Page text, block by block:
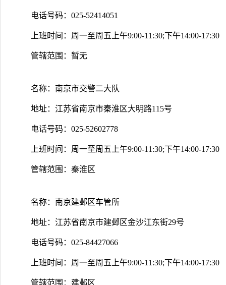
电话号码：025-52414051
上班时间：周一至周五上午9:00-11:30;下午14:00-17:30
管辖范围：暂无
名称：南京市交警二大队
地址：江苏省南京市秦淮区大明路115号
电话号码：025-52602778
上班时间：周一至周五上午9:00-11:30;下午14:00-17:30
管辖范围：秦淮区
名称：南京建邺区车管所
地址：江苏省南京市建邺区金沙江东街29号
电话号码：025-84427066
上班时间：周一至周五上午9:00-11:30;下午14:00-17:30
管辖范围：建邺区